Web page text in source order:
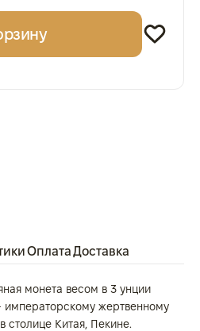
ОплатаДоставка
монета весом в 3 унции
жертвенному
столице Китая, Пекине.